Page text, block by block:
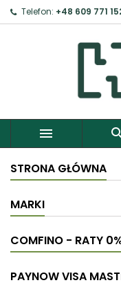
Telefon: +48 609 771

STRONA GŁÓWNA
MARKI
COMFINO - RATY
PAYNOW VISA
Zaloguj
Aby zapisać
Anuluj